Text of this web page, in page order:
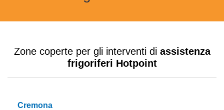
Zone coperte per gli interventi di assistenza
frigoriferi Hotpoint
Cremona